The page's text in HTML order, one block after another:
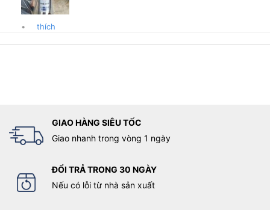
• thích
GIAO HÀNG SIÊU TỐC
Giao nhanh trong vòng 1 ngày
ĐỔI TRẢ TRONG 30 NGÀY
Nếu có lỗi từ nhà sản xuất